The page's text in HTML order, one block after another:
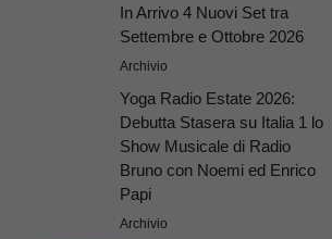
In Arrivo 4 Nuovi Set tra
Settembre e Ottobre 2026
Archivio
Yoga Radio Estate 2026:
Debutta Stasera su Italia 1 lo
Show Musicale di Radio
Bruno con Noemi ed Enrico
Papi
Archivio